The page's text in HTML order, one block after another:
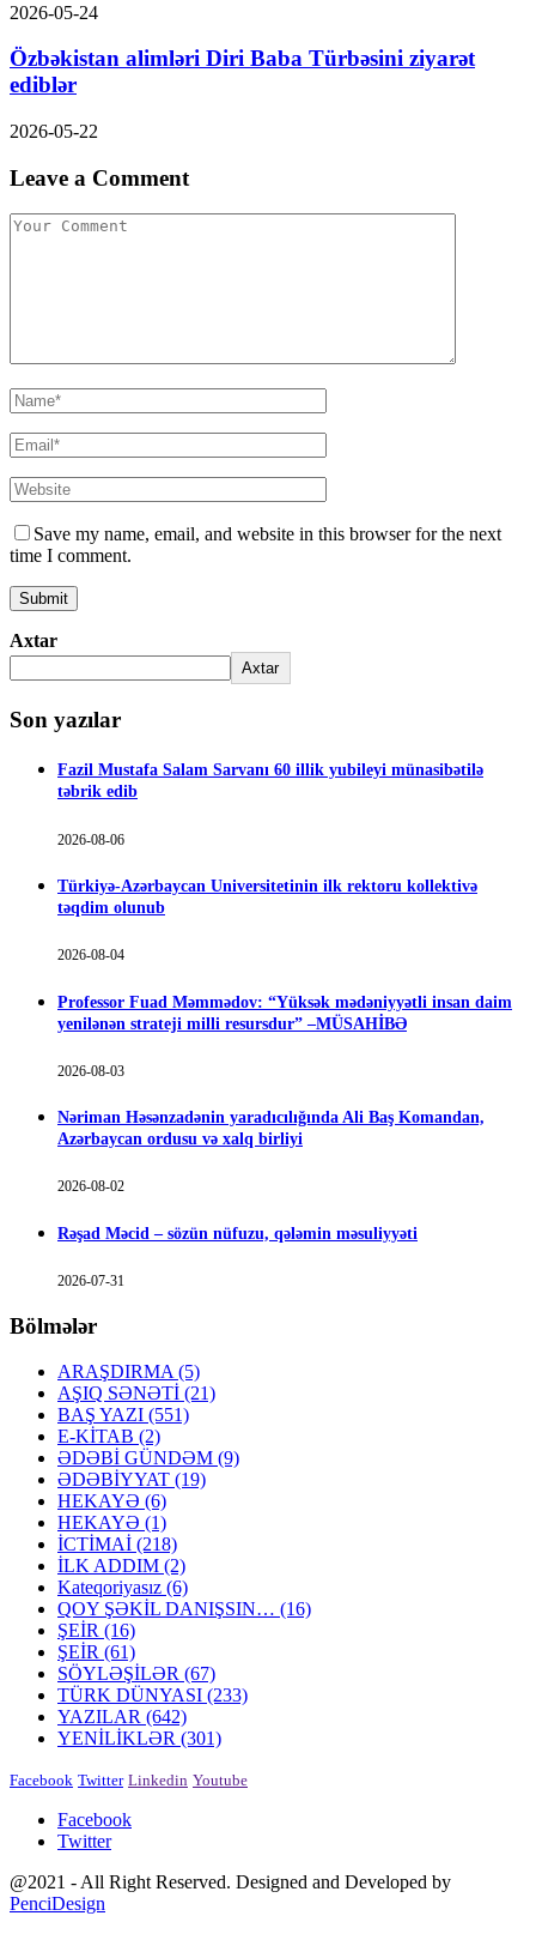
2026-05-24
Özbəkistan alimləri Diri Baba Türbəsini ziyarət
ediblər
2026-05-22
Leave a Comment
Save my name, email, and website in this browser for the next
time I comment.
Axtar
Axtar
Son yazılar
Fazil Mustafa Salam Sarvanı 60 illik yubileyi münasibətilə
təbrik edib
2026-08-06
Türkiyə-Azərbaycan Universitetinin ilk rektoru kollektivə
təqdim olunub
2026-08-04
Professor Fuad Məmmədov: “Yüksək mədəniyyətli insan daim
yenilənən strateji milli resursdur” –MÜSAHİBƏ
2026-08-03
Nəriman Həsənzadənin yaradıcılığında Ali Baş Komandan,
Azərbaycan ordusu və xalq birliyi
2026-08-02
Rəşad Məcid – sözün nüfuzu, qələmin məsuliyyəti
2026-07-31
Bölmələr
ARAŞDIRMA (5)
AŞIQ SƏNƏTİ (21)
BAŞ YAZI (551)
E-KİTAB (2)
ƏDƏBİ GÜNDƏM (9)
ƏDƏBİYYAT (19)
HEKAYƏ (6)
HEKAYƏ (1)
İCTİMAİ (218)
İLK ADDIM (2)
Kateqoriyasız (6)
QOY ŞƏKİL DANIŞSIN… (16)
ŞEİR (16)
ŞEİR (61)
SÖYLƏŞİLƏR (67)
TÜRK DÜNYASI (233)
YAZILAR (642)
YENİLİKLƏR (301)
Facebook Twitter Linkedin Youtube
Facebook
Twitter
@2021 - All Right Reserved. Designed and Developed by
PenciDesign